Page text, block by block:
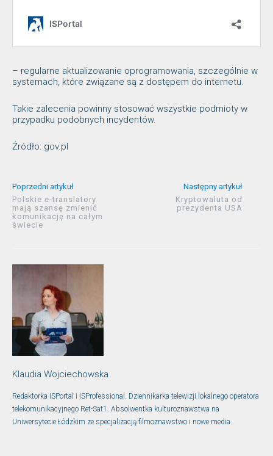
– regularne aktualizowanie oprogramowania, szczególnie w
systemach, które związane są z dostępem do internetu.
Takie zalecenia powinny stosować wszystkie podmioty w
przypadku podobnych incydentów.
Źródło: gov.pl
Poprzedni artykuł
Polskie e-translatory
mają szansę zmienić
komunikację na całym
świecie
Następny artykuł
Kryptowaluta od
prezydenta USA
Klaudia Wojciechowska
Redaktorka ISPortal i ISProfessional. Dziennikarka telewizji lokalnego operatora
telekomunikacyjnego Ret-Sat1. Absolwentka kulturoznawstwa na
Uniwersytecie Łódzkim ze specjalizacją filmoznawstwo i nowe media.